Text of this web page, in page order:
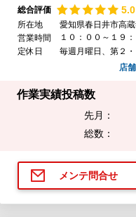
総合評価 5.0
所在地
愛知県春日井市高
営業時間
１０：００～１９
定休日
毎週月曜日、第２・
店
作業実績投稿数
先月：
総数：
メンテ問合せ